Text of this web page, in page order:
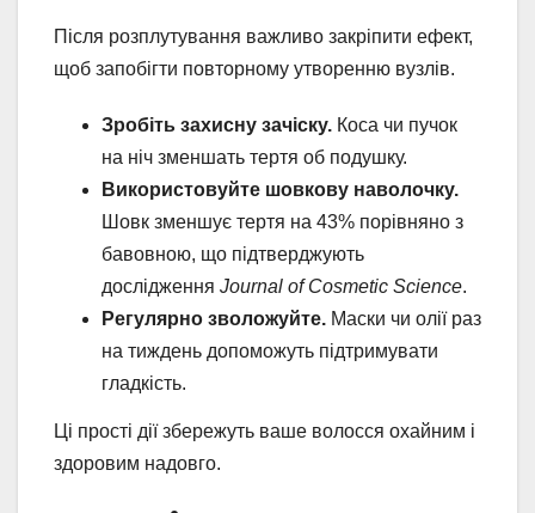
Після розплутування важливо закріпити ефект,
щоб запобігти повторному утворенню вузлів.
Зробіть захисну зачіску. Коса чи пучок
на ніч зменшать тертя об подушку.
Використовуйте шовкову наволочку.
Шовк зменшує тертя на 43% порівняно з
бавовною, що підтверджують
дослідження Journal of Cosmetic Science.
Регулярно зволожуйте. Маски чи олії раз
на тиждень допоможуть підтримувати
гладкість.
Ці прості дії збережуть ваше волосся охайним і
здоровим надовго.